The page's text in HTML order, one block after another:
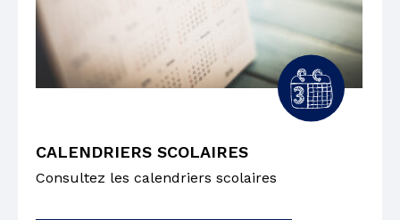
CALENDRIERS SCOLAIRES
Consultez les calendriers scolaires